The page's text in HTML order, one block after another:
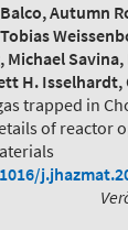
Autumn
Savina,
H. Isselhardt,
trapped in
of reactor